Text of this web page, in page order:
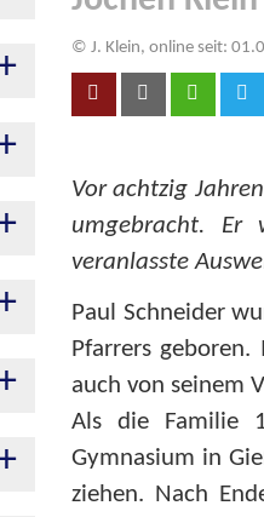
© J. Klein, online seit:
Vor achtzig
umgebracht. Er
veranlasste
Paul Schneider
Pfarrers
auch von seinem
Als die Familie
Gymnasium in
ziehen. Nach